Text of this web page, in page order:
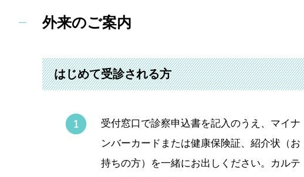
外来のご案内
はじめて受診される方
受付窓口で診察申込書を記入のうえ、マイナ
ンバーカードまたは健康保険証、紹介状（お
持ちの方）を一緒にお出しください。カルテ